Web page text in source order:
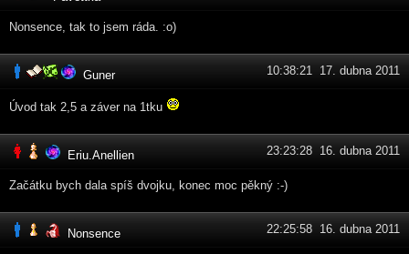
Nonsence, tak to jsem ráda. :o)
Guner 10:38:21 17. dubna 2011
Úvod tak 2,5 a záver na 1tku
Eriu.Anellien 23:23:28 16. dubna 2011
Začátku bych dala spíš dvojku, konec moc pěkný :-)
Nonsence 22:25:58 16. dubna 2011